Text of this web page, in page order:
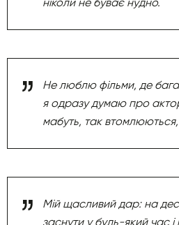
Не люблю фільми, де
я одразу думаю про
мабуть, так втомлюються,
Мій щасливий дар: на
заснути у будь-який час і